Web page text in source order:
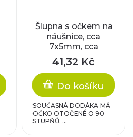
Šlupna s očkem na
náušnice, cca
7x5mm, cca
0,181g/1ks
41,32 Kč
Do košíku
SOUČASNÁ DODÁKA MÁ
OČKO OTOČENÉ O 90
STUPŇŮ. ...